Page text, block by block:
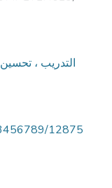
التدريب ،
12875